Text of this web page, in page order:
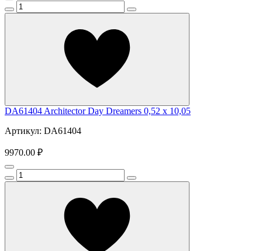
DA61404 Architector Day Dreamers 0,52 x 10,05
Артикул: DA61404
9970.00 ₽